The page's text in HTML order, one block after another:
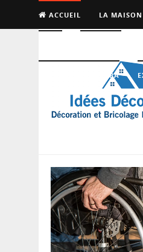
ACCUEIL LA MAISON
PISCINE, SAUNA, SPA